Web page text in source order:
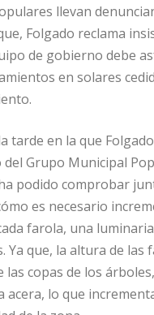
llevan
Folgado reclama
de gobierno debe
en solares
tarde en la que
del Grupo Municipal
podido comprobar
es necesario
farola, una
Ya que, la altura de las
las copas de los
acera, lo que